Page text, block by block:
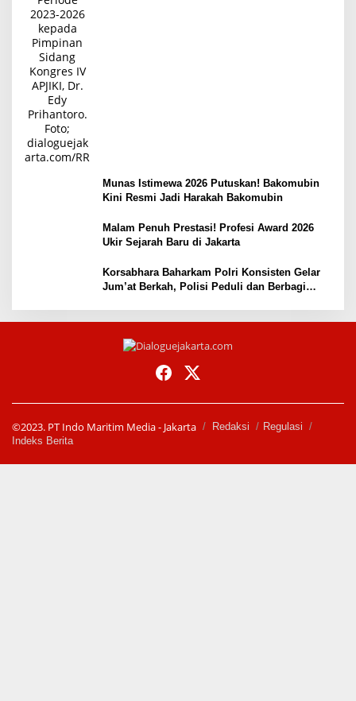
Munas Istimewa 2026 Putuskan! Bakomubin
Kini Resmi Jadi Harakah Bakomubin
Malam Penuh Prestasi! Profesi Award 2026
Ukir Sejarah Baru di Jakarta
Korsabhara Baharkam Polri Konsisten Gelar
Jum’at Berkah, Polisi Peduli dan Berbagi
©2023. PT Indo Maritim Media - Jakarta Redaksi
Regulasi
Indeks Berita